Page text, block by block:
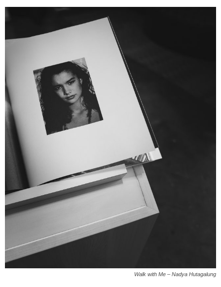
Walk with Me – Nadya Hutagalung